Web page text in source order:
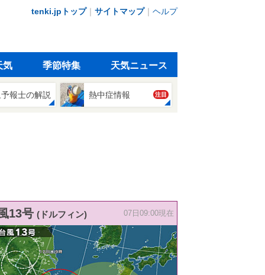
tenki.jpトップ｜ サイトマップ｜ ヘルプ
気 季節特集 天気ニュース
報士の解説 熱中症情報 注目
13号 (ドルフィン) 07日09:00現在